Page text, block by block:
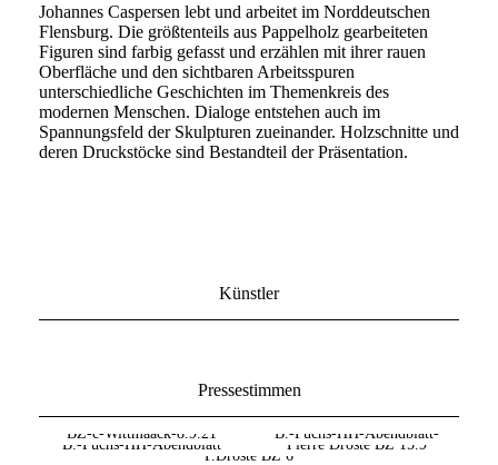
Johannes Caspersen lebt und arbeitet im Norddeutschen
Flensburg. Die größtenteils aus Pappelholz gearbeiteten
Figuren sind farbig gefasst und erzählen mit ihrer rauen
Oberfläche und den sichtbaren Arbeitsspuren
unterschiedliche Geschichten im Themenkreis des
modernen Menschen. Dialoge entstehen auch im
Spannungsfeld der Skulpturen zueinander. Holzschnitte und
deren Druckstöcke sind Bestandteil der Präsentation.
Künstler
Pressestimmen
BZ-c-Wittmaack-8.9.21
B.-Fuchs-HH-Abendblatt-
10.9.21
B.-Fuchs-HH-Abendblatt Pierre Droste BZ 15.9
P.Droste BZ 6